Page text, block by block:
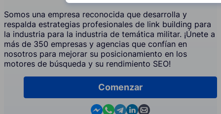
Somos una empresa reconocida que desarrolla y
respalda estrategias profesionales de link building para
la industria para la industria de temática militar. ¡Únete a
más de 350 empresas y agencias que confían en
nosotros para mejorar su posicionamiento en los
motores de búsqueda y su rendimiento SEO!
Comenzar
Contact us in Messenger
Contact us in WhatsApp
Contact us in Telegram
Contact us in Linkedin
Contact us by email